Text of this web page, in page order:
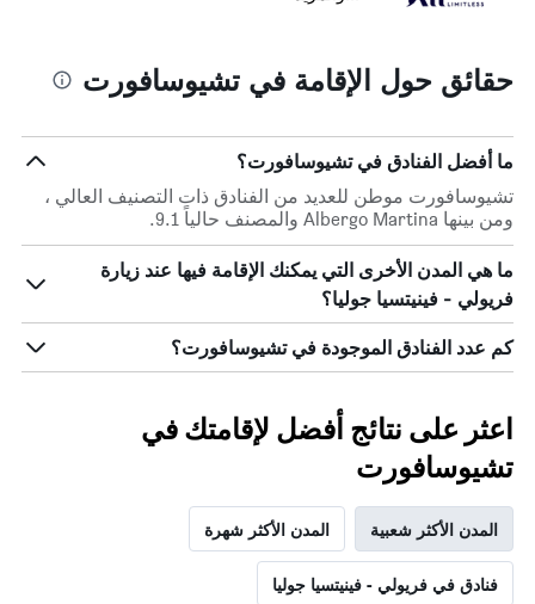
حقائق حول الإقامة في تشيوسافورت
ما أفضل الفنادق في تشيوسافورت؟
تشيوسافورت موطن للعديد من الفنادق ذات التصنيف العالي ،
ومن بينها Albergo Martina والمصنف حالياً 9.1.
ما هي المدن الأخرى التي يمكنك الإقامة فيها عند زيارة
فريولي - فينيتسيا جوليا؟
كم عدد الفنادق الموجودة في تشيوسافورت؟
اعثر على نتائج أفضل لإقامتك في
تشيوسافورت
المدن الأكثر شعبية المدن الأكثر شهرة
فنادق في فريولي - فينيتسيا جوليا